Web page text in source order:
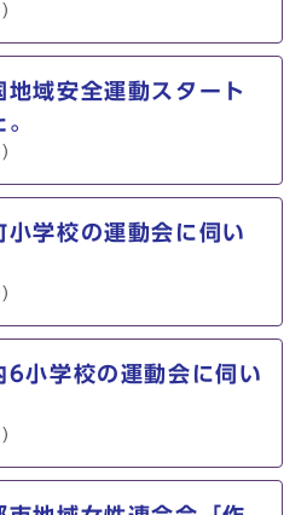
域安全運動スタート
学校の運動会に伺い
小学校の運動会に伺い